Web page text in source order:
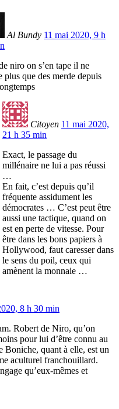
Al Bundy 11 mai 2020, 9 h
niro on s’en tape il ne
plus que des merde depuis
Citoyen 11 mai 2020,
21 h 35 min
Exact, le passage du
millénaire ne lui a pas réussi
…
En fait, c’est depuis qu’il
fréquente assidument les
démocrates … C’est peut être
aussi une tactique, quand on
est en perte de vitesse. Pour
être dans les bons papiers à
Hollywood, faut caresser dans
le sens du poil, ceux qui
amènent la monnaie …
8 h 30 min
Robert de Niro, qu’on
pour lui d’être connu au
Boniche, quant à elle, est un
aculturel franchouillard.
qu’eux-mêmes et